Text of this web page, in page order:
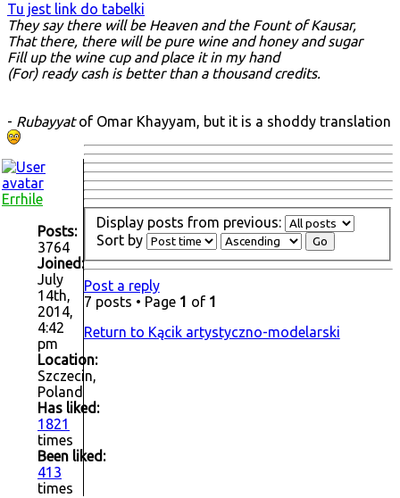
Tu jest link do tabelki
They say there will be Heaven and the Fount of Kausar,
That there, there will be pure wine and honey and sugar
Fill up the wine cup and place it in my hand
(For) ready cash is better than a thousand credits.
- Rubayyatof Omar Khayyam, but it is a shoddy translation
Errhile
Posts:
3764
Joined:
July
14th,
2014,
4:42
pm
Location:
Szczecin,
Poland
Has liked:
1821
times
Been liked:
413
times
Display posts from previous:
Sort by
Post a reply
7 posts • Page 1 of 1
Return to Kącik artystyczno-modelarski